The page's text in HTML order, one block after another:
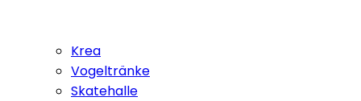
Krea
Vogeltränke
Skatehalle